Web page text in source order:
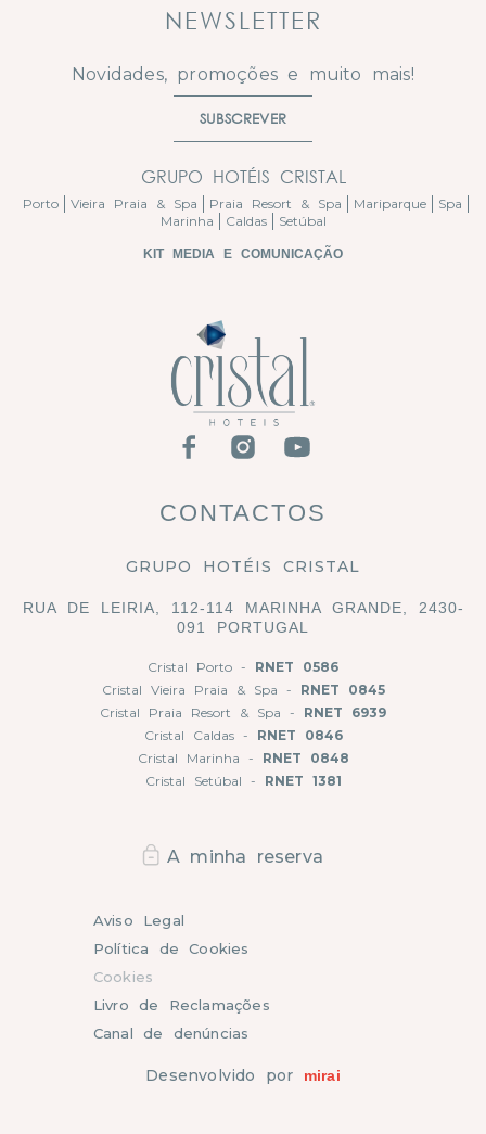
CONTACTOS
GRUPO HOTÉIS CRISTAL
RUA DE LEIRIA, 112-114 MARINHA GRANDE, 2430-
091 PORTUGAL
Cristal Porto - RNET 0586
Cristal Vieira Praia & Spa - RNET 0845
Cristal Praia Resort & Spa - RNET 6939
Cristal Caldas - RNET 0846
Cristal Marinha - RNET 0848
Cristal Setúbal - RNET 1381
NEWSLETTER
Novidades, promoções e muito mais!
SUBSCREVER
GRUPO HOTÉIS CRISTAL
Porto Vieira Praia & Spa Praia Resort & Spa Mariparque
Spa
Marinha
Caldas Setúbal
KIT MEDIA E COMUNICAÇÃO
Desenvolvido por mirai
Aviso Legal
Política de Cookies
Cookies
Livro de Reclamações
Canal de denúncias
A minha reserva